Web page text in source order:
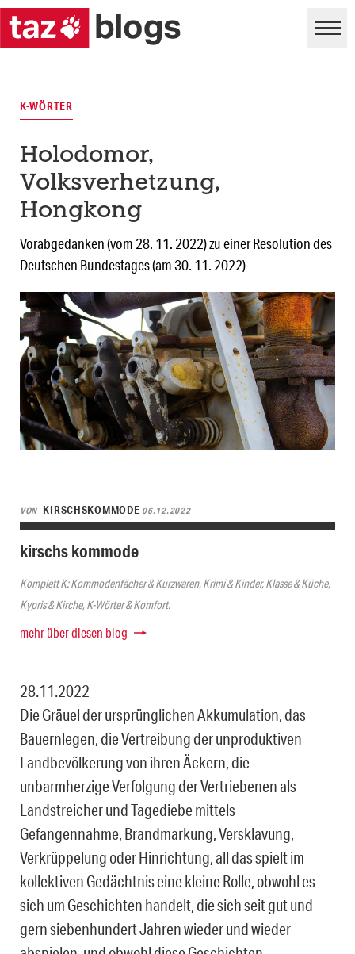
K-WÖRTER
Holodomor,
Volksverhetzung,
Hongkong
Vorabgedanken (vom 28. 11. 2022) zu einer Resolution des
Deutschen Bundestages (am 30. 11. 2022)
VON KIRSCHSKOMMODE 06.12.2022
kirschs kommode
Komplett K: Kommodenfächer & Kurzwaren, Krimi & Kinder, Klasse & Küche,
Kypris & Kirche, K-Wörter & Komfort.
mehr über diesen blog
28.11.2022
Die Gräuel der ursprünglichen Akkumulation, das
Bauernlegen, die Vertreibung der unproduktiven
Landbevölkerung von ihren Äckern, die
unbarmherzige Verfolgung der Vertriebenen als
Landstreicher und Tagediebe mittels
Gefangennahme, Brandmarkung, Versklavung,
Verkrüppelung oder Hinrichtung, all das spielt im
kollektiven Gedächtnis eine kleine Rolle, obwohl es
sich um Geschichten handelt, die sich seit gut und
gern siebenhundert Jahren wieder und wieder